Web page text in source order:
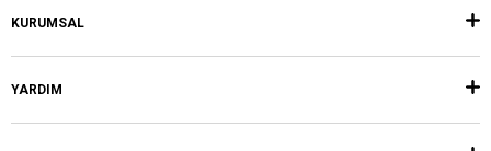
KURUMSAL
YARDIM